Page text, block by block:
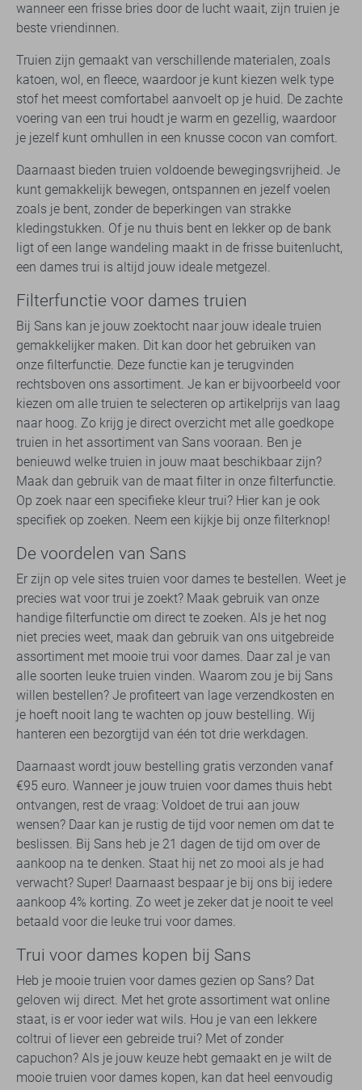
wanneer een frisse bries door de lucht waait, zijn truien je
beste vriendinnen.
Truien zijn gemaakt van verschillende materialen, zoals
katoen, wol, en fleece, waardoor je kunt kiezen welk type
stof het meest comfortabel aanvoelt op je huid. De zachte
voering van een trui houdt je warm en gezellig, waardoor
je jezelf kunt omhullen in een knusse cocon van comfort.
Daarnaast bieden truien voldoende bewegingsvrijheid. Je
kunt gemakkelijk bewegen, ontspannen en jezelf voelen
zoals je bent, zonder de beperkingen van strakke
kledingstukken. Of je nu thuis bent en lekker op de bank
ligt of een lange wandeling maakt in de frisse buitenlucht,
een dames trui is altijd jouw ideale metgezel.
Filterfunctie voor dames truien
Bij Sans kan je jouw zoektocht naar jouw ideale truien
gemakkelijker maken. Dit kan door het gebruiken van
onze filterfunctie. Deze functie kan je terugvinden
rechtsboven ons assortiment. Je kan er bijvoorbeeld voor
kiezen om alle truien te selecteren op artikelprijs van laag
naar hoog. Zo krijg je direct overzicht met alle goedkope
truien in het assortiment van Sans vooraan. Ben je
benieuwd welke truien in jouw maat beschikbaar zijn?
Maak dan gebruik van de maat filter in onze filterfunctie.
Op zoek naar een specifieke kleur trui? Hier kan je ook
specifiek op zoeken. Neem een kijkje bij onze filterknop!
De voordelen van Sans
Er zijn op vele sites truien voor dames te bestellen. Weet je
precies wat voor trui je zoekt? Maak gebruik van onze
handige filterfunctie om direct te zoeken. Als je het nog
niet precies weet, maak dan gebruik van ons uitgebreide
assortiment met mooie trui voor dames. Daar zal je van
alle soorten leuke truien vinden. Waarom zou je bij Sans
willen bestellen? Je profiteert van lage verzendkosten en
je hoeft nooit lang te wachten op jouw bestelling. Wij
hanteren een bezorgtijd van één tot drie werkdagen.
Daarnaast wordt jouw bestelling gratis verzonden vanaf
€95 euro. Wanneer je jouw truien voor dames thuis hebt
ontvangen, rest de vraag: Voldoet de trui aan jouw
wensen? Daar kan je rustig de tijd voor nemen om dat te
beslissen. Bij Sans heb je 21 dagen de tijd om over de
aankoop na te denken. Staat hij net zo mooi als je had
verwacht? Super! Daarnaast bespaar je bij ons bij iedere
aankoop 4% korting. Zo weet je zeker dat je nooit te veel
betaald voor die leuke trui voor dames.
Trui voor dames kopen bij Sans
Heb je mooie truien voor dames gezien op Sans? Dat
geloven wij direct. Met het grote assortiment wat online
staat, is er voor ieder wat wils. Hou je van een lekkere
coltrui of liever een gebreide trui? Met of zonder
capuchon? Als je jouw keuze hebt gemaakt en je wilt de
mooie truien voor dames kopen, kan dat heel eenvoudig